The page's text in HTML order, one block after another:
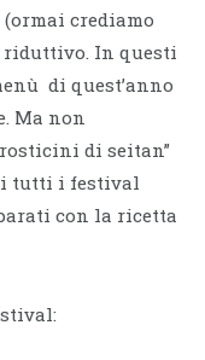
(ormai crediamo
riduttivo. In questi
di quest’anno
Ma non
di seitan”
tutti i festival
con la ricetta